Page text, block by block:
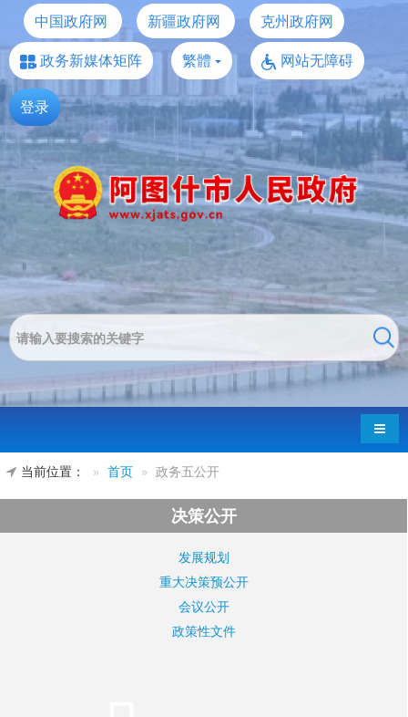
中国政府网 新疆政府网
克州政府网
政务新媒体矩阵
繁體 网站无障碍
登录
导航
当前位置： 首页 政务五公开
决策公开
发展规划
重大决策预公开
会议公开
政策性文件